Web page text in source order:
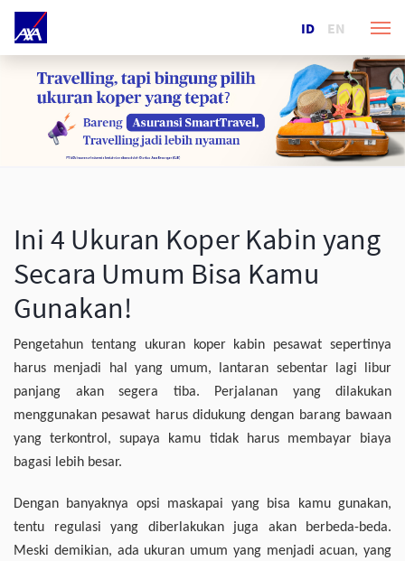
ID EN
Ini 4 Ukuran Koper Kabin yang
Secara Umum Bisa Kamu
Gunakan!
Pengetahun tentang ukuran koper kabin pesawat sepertinya
harus menjadi hal yang umum, lantaran sebentar lagi libur
panjang akan segera tiba. Perjalanan yang dilakukan
menggunakan pesawat harus didukung dengan barang bawaan
yang terkontrol, supaya kamu tidak harus membayar biaya
bagasi lebih besar.
Dengan banyaknya opsi maskapai yang bisa kamu gunakan,
tentu regulasi yang diberlakukan juga akan berbeda-beda.
Meski demikian, ada ukuran umum yang menjadi acuan, yang